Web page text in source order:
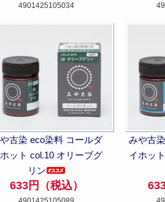
4901425105034
古染 eco染料 コールダ
ット col.10 オリーブグ
リン
633円（税込）
みや古
イホッ